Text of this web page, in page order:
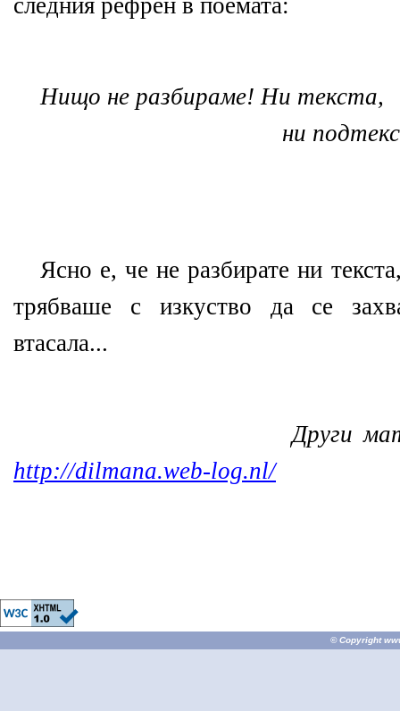
следния рефрен в поемата:
Нищо не разбираме! Ни текста,
ни
Ясно е, че не разбирате ни
трябваше с изкуство да се
втасала...
Други
http://dilmana.web-log.nl/
© Copyright